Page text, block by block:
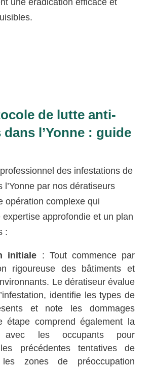
une éradication efficace et
de lutte anti-
l’Yonne : guide
des infestations de
l’Yonne par nos dératiseurs
opération complexe qui
expertise approfondie et un plan
:
initiale : Tout commence par
rigoureuse des bâtiments et
Le dératiseur évalue
identifie les types de
et note les dommages
étape comprend également la
avec les occupants pour
précédentes tentatives de
zones de préoccupation